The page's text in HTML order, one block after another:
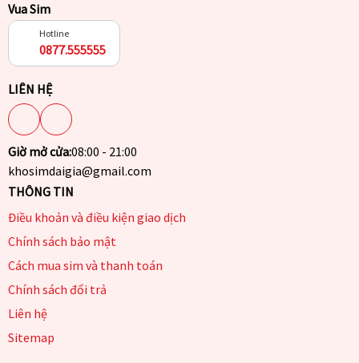
Vua Sim
Hotline
0877.555555
LIÊN HỆ
Giờ mở cửa:08:00 - 21:00
khosimdaigia@gmail.com
THÔNG TIN
Điều khoản và điều kiện giao dịch
Chính sách bảo mật
Cách mua sim và thanh toán
Chính sách đổi trả
Liên hệ
Sitemap